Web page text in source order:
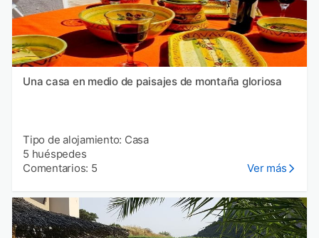
Una casa en medio de paisajes de montaña gloriosa
Tipo de alojamiento: Casa
5 huéspedes
Comentarios: 5
Ver más